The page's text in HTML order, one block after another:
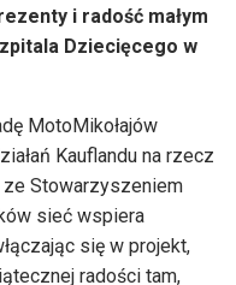
i radość małym
Dziecięcego w
MotoMikołajów
Kauflandu na rzecz
ze Stowarzyszeniem
sieć wspiera
się w projekt,
radości tam,